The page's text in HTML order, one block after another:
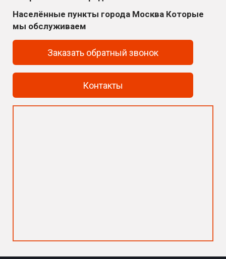
Населённые пункты города Москва Которые
мы обслуживаем
Заказать обратный звонок
Контакты